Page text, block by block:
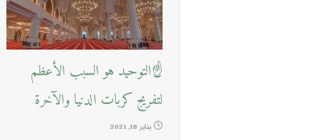
☝التوحيد هو السبب الأعظم
لتفريج كربات الدنيا والآخرة
يناير 18, 2021